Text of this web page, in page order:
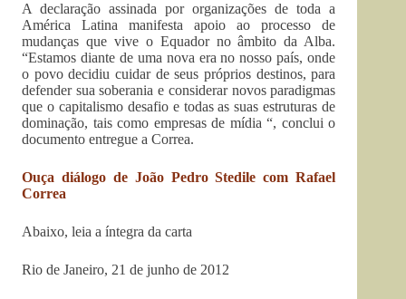
A declaração assinada por organizações de toda a
América Latina manifesta apoio ao processo de
mudanças que vive o Equador no âmbito da Alba.
“Estamos diante de uma nova era no nosso país, onde
o povo decidiu cuidar de seus próprios destinos, para
defender sua soberania e considerar novos paradigmas
que o capitalismo desafio e todas as suas estruturas de
dominação, tais como empresas de mídia “, conclui o
documento entregue a Correa.
Ouça diálogo de João Pedro Stedile com Rafael
Correa
Abaixo, leia a íntegra da carta
Rio de Janeiro, 21 de junho de 2012